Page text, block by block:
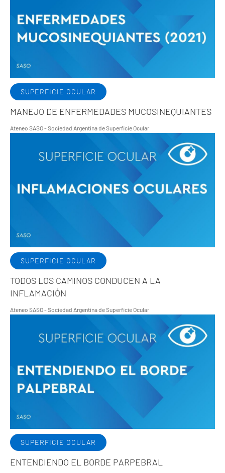
SUPERFICIE OCULAR
MANEJO DE ENFERMEDADES MUCOSINEQUIANTES
Ateneo SASO - Sociedad Argentina de Superficie Ocular
SUPERFICIE OCULAR
TODOS LOS CAMINOS CONDUCEN A LA
INFLAMACIÓN
Ateneo SASO - Sociedad Argentina de Superficie Ocular
SUPERFICIE OCULAR
ENTENDIENDO EL BORDE PARPEBRAL